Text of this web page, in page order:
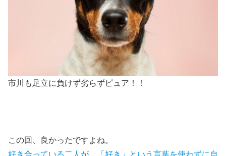
市川も足立に負けず劣らずピュア！！
この回、良かったですよね。
好き合っている二人が、「好き」という言葉を使わずに自